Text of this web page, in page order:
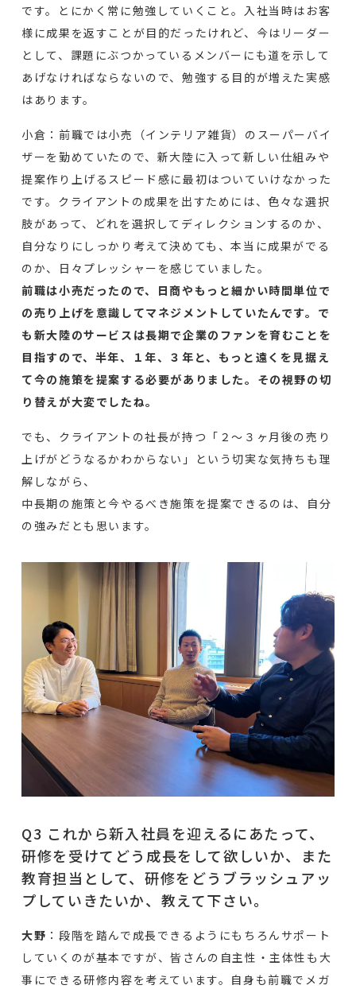
です。とにかく常に勉強していくこと。入社当時はお客
様に成果を返すことが目的だったけれど、今はリーダー
として、課題にぶつかっているメンバーにも道を示して
あげなければならないので、勉強する目的が増えた実感
はあります。
小倉：前職では小売（インテリア雑貨）のスーパーバイ
ザーを勤めていたので、新大陸に入って新しい仕組みや
提案作り上げるスピード感に最初はついていけなかった
です。クライアントの成果を出すためには、色々な選択
肢があって、どれを選択してディレクションするのか、
自分なりにしっかり考えて決めても、本当に成果がでる
のか、日々プレッシャーを感じていました。
前職は小売だったので、日商やもっと細かい時間単位で
の売り上げを意識してマネジメントしていたんです。 で
も新大陸のサービスは長期で企業のファンを育むことを
目指すので、半年、１年、３年と、もっと遠くを見据え
て今の施策を提案する必要がありました。 その視野の切
り替えが大変でしたね。
でも、クライアントの社長が持つ「２〜３ヶ月後の売り
上げがどうなるかわからない」という切実な気持ちも理
解しながら、
中長期の施策と今やるべき施策を提案できるのは、自分
の強みだとも思います。
Q3 これから新入社員を迎えるにあたって、
研修を受けてどう成長をして欲しいか、また
教育担当として、研修をどうブラッシュアッ
プしていきたいか、教えて下さい。
大野 ：段階を踏んで成長できるようにもちろんサポート
していくのが基本ですが、皆さんの自主性・主体性も大
事にできる研修内容を考えています。自身も前職でメガ